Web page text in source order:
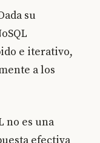
su
e iterativo,
a los
no es una